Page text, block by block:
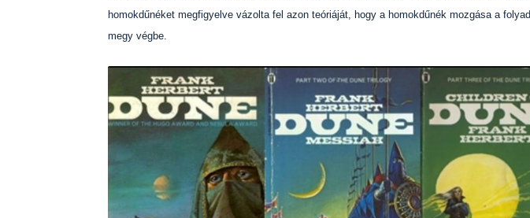
homokdűnéket megfigyelve vázolta fel azon teóriáját, hogy a homokdűnék mozgása a
megy végbe.